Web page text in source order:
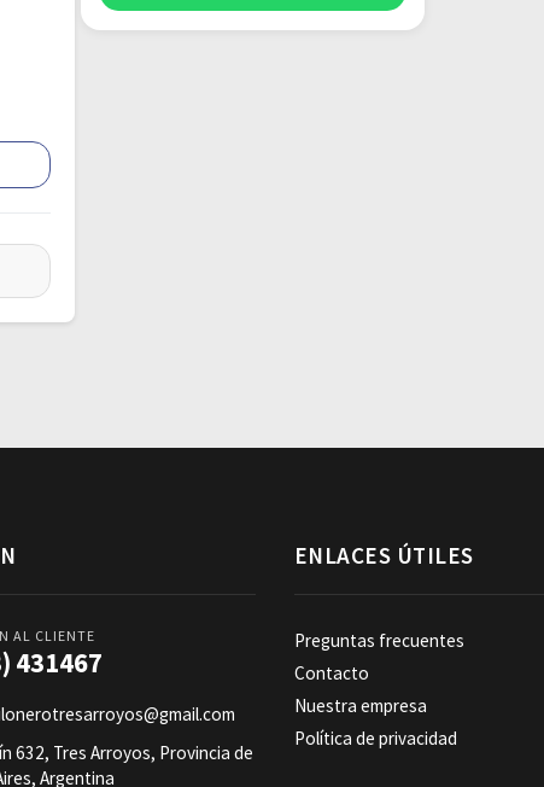
AL CLIENTE
431467
632, Tres Arroyos, Provincia de
Argentina
ENLACES ÚTILES
Preguntas frecuentes
Contacto
Nuestra empresa
Política de privacidad